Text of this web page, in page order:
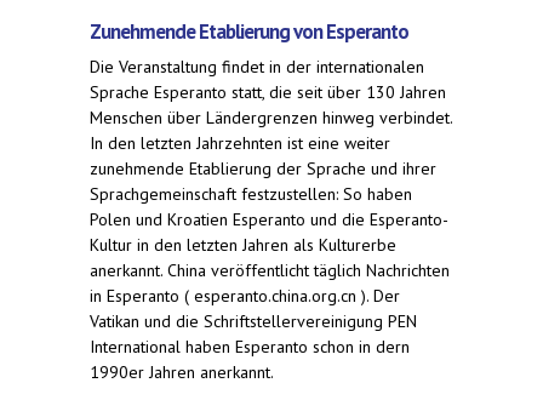
Zunehmende Etablierung von Esperanto
Die Veranstaltung findet in der internationalen
Sprache Esperanto statt, die seit über 130 Jahren
Menschen über Ländergrenzen hinweg verbindet.
In den letzten Jahrzehnten ist eine weiter
zunehmende Etablierung der Sprache und ihrer
Sprachgemeinschaft festzustellen: So haben
Polen und Kroatien Esperanto und die Esperanto-
Kultur in den letzten Jahren als Kulturerbe
anerkannt. China veröffentlicht täglich Nachrichten
in Esperanto ( esperanto.china.org.cn ). Der
Vatikan und die Schriftstellervereinigung PEN
International haben Esperanto schon in dern
1990er Jahren anerkannt.